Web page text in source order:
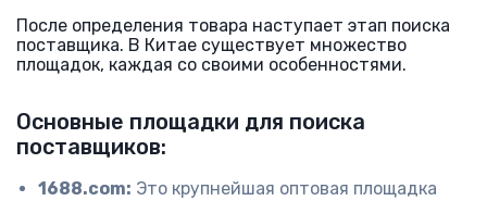
После определения товара наступает этап поиска
поставщика. В Китае существует множество
площадок, каждая со своими особенностями.
Основные площадки для поиска
поставщиков:
1688.com: Это крупнейшая оптовая площадка